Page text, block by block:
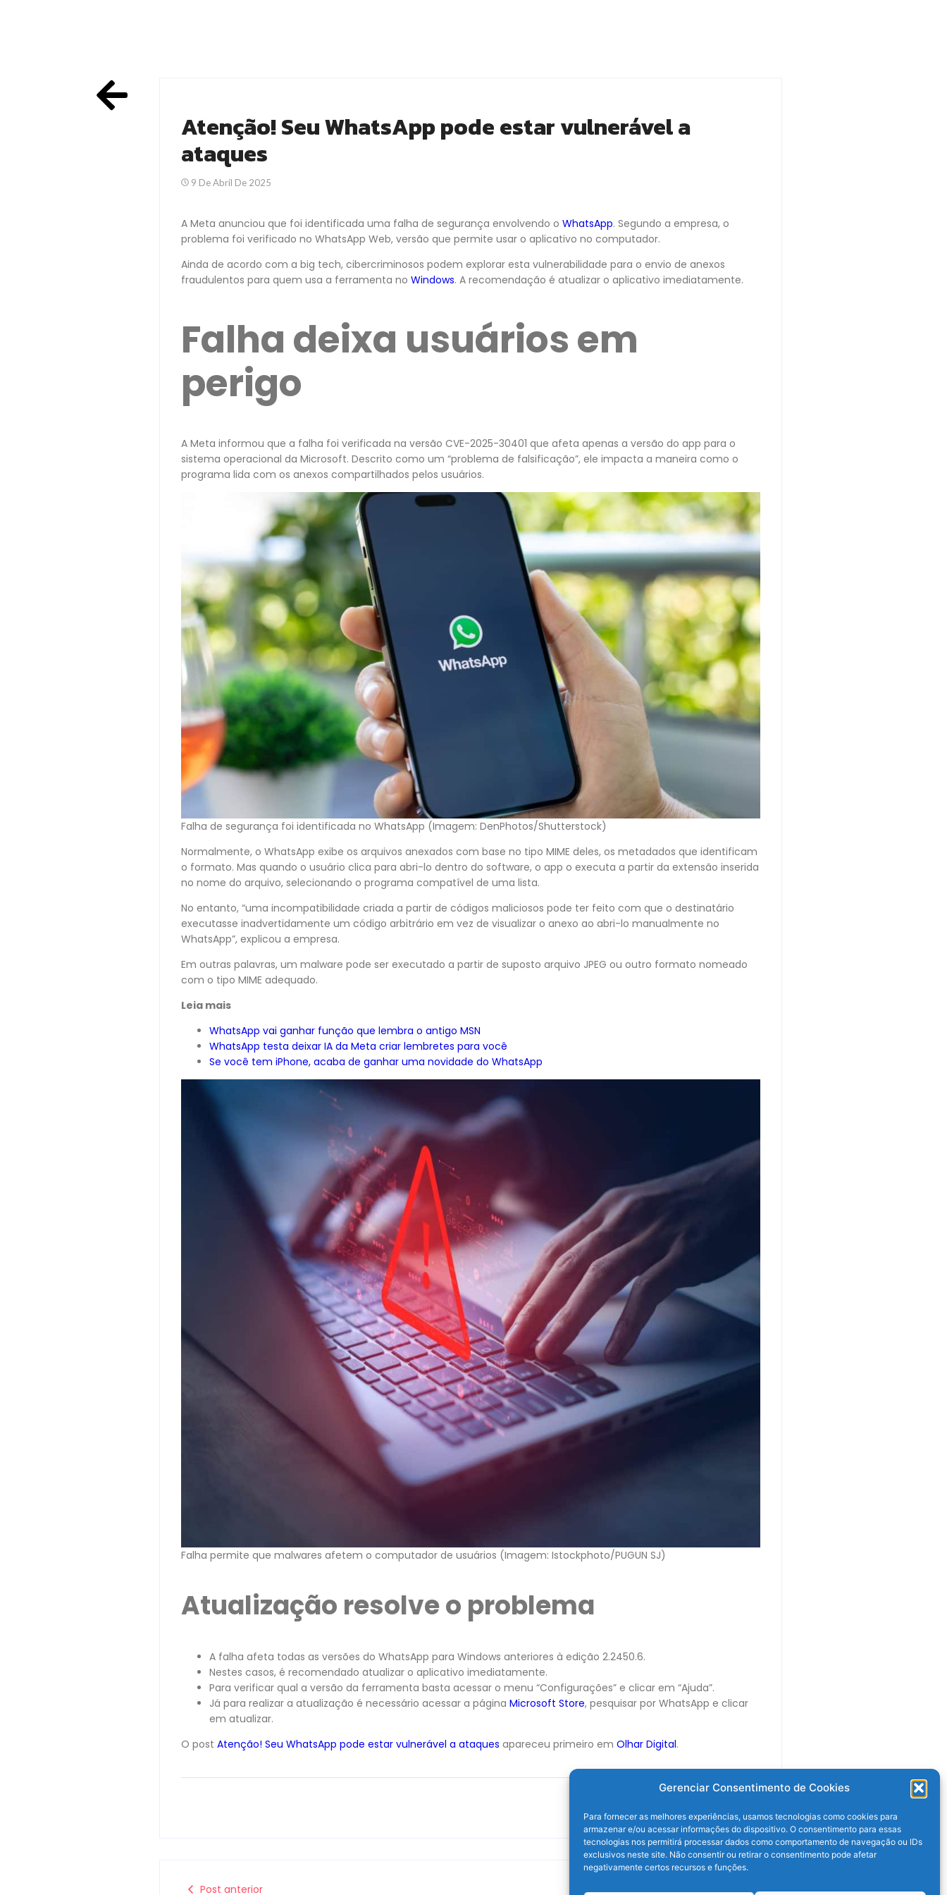
Gerenciar Consentimento de Cookies
Para fornecer as melhores experiências, usamos tecnologias como cookies para
armazenar e/ou acessar informações do dispositivo. O consentimento para essas
tecnologias nos permitirá processar dados como comportamento de navegação ou IDs
exclusivos neste site. Não consentir ou retirar o consentimento pode afetar
negativamente certos recursos e funções.
Atenção! Seu WhatsApp pode estar vulnerável a
ataques
9 De Abril De 2025
A Meta anunciou que foi identificada uma falha de segurança envolvendo o WhatsApp. Segundo a empresa, o
problema foi verificado no WhatsApp Web, versão que permite usar o aplicativo no computador.
Ainda de acordo com a big tech, cibercriminosos podem explorar esta vulnerabilidade para o envio de anexos
fraudulentos para quem usa a ferramenta no Windows. A recomendação é atualizar o aplicativo imediatamente.
Falha deixa usuários em
perigo
A Meta informou que a falha foi verificada na versão CVE-2025-30401 que afeta apenas a versão do app para o
sistema operacional da Microsoft. Descrito como um “problema de falsificação”, ele impacta a maneira como o
programa lida com os anexos compartilhados pelos usuários.
Falha de segurança foi identificada no WhatsApp (Imagem: DenPhotos/Shutterstock)
Normalmente, o WhatsApp exibe os arquivos anexados com base no tipo MIME deles, os metadados que identificam
o formato. Mas quando o usuário clica para abri-lo dentro do software, o app o executa a partir da extensão inserida
no nome do arquivo, selecionando o programa compatível de uma lista.
No entanto, “uma incompatibilidade criada a partir de códigos maliciosos pode ter feito com que o destinatário
executasse inadvertidamente um código arbitrário em vez de visualizar o anexo ao abri-lo manualmente no
WhatsApp”, explicou a empresa.
Em outras palavras, um malware pode ser executado a partir de suposto arquivo JPEG ou outro formato nomeado
com o tipo MIME adequado.
Leia mais
WhatsApp vai ganhar função que lembra o antigo MSN
WhatsApp testa deixar IA da Meta criar lembretes para você
Se você tem iPhone, acaba de ganhar uma novidade do WhatsApp
Falha permite que malwares afetem o computador de usuários (Imagem: Istockphoto/PUGUN SJ)
Atualização resolve o problema
A falha afeta todas as versões do WhatsApp para Windows anteriores à edição 2.2450.6.
Nestes casos, é recomendado atualizar o aplicativo imediatamente.
Para verificar qual a versão da ferramenta basta acessar o menu “Configurações” e clicar em “Ajuda”.
Já para realizar a atualização é necessário acessar a página Microsoft Store, pesquisar por WhatsApp e clicar
em atualizar.
O post Atenção! Seu WhatsApp pode estar vulnerável a ataques apareceu primeiro em Olhar Digital.
Post anterior Próximo post